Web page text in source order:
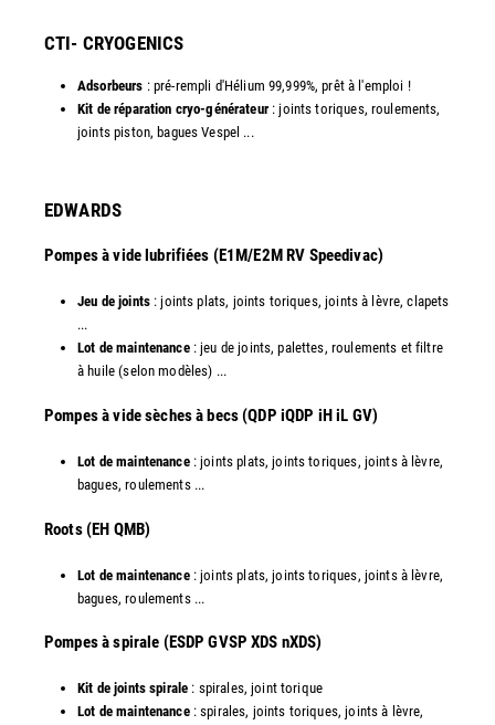
CTI- CRYOGENICS
Adsorbeurs : pré-rempli d'Hélium 99,999%, prêt à l'emploi !
Kit de réparation cryo-générateur: joints toriques, roulements,
joints piston, bagues Vespel ... ​
EDWARDS
Pompes à vide lubrifiées (E1M/E2M RV Speedivac)
Jeu de joints: joints plats, joints toriques, joints à lèvre, clapets
...
Lot de maintenance: jeu de joints, palettes, roulements et filtre
à huile (selon modèles) ...
​Pompes à vide sèches à becs (QDP iQDP iH iL GV)
Lot de maintenance: joints plats, joints toriques, joints à lèvre,
bagues, roulements ...
Roots (EH QMB)
Lot de maintenance : joints plats, joints toriques, joints à lèvre,
bagues, roulements ...
​Pompes à spirale (ESDP GVSP XDS nXDS)
Kit de joints spirale : spirales, joint torique
Lot de maintenance: spirales, joints toriques, joints à lèvre,